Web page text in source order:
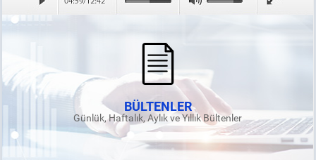
BÜLTENLER
Günlük, Haftalık, Aylık ve Yıllık Bültenler